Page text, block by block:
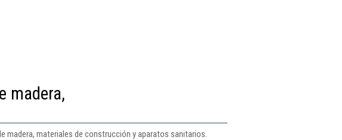
madera,
madera, materiales de construcción y aparatos sanitarios.